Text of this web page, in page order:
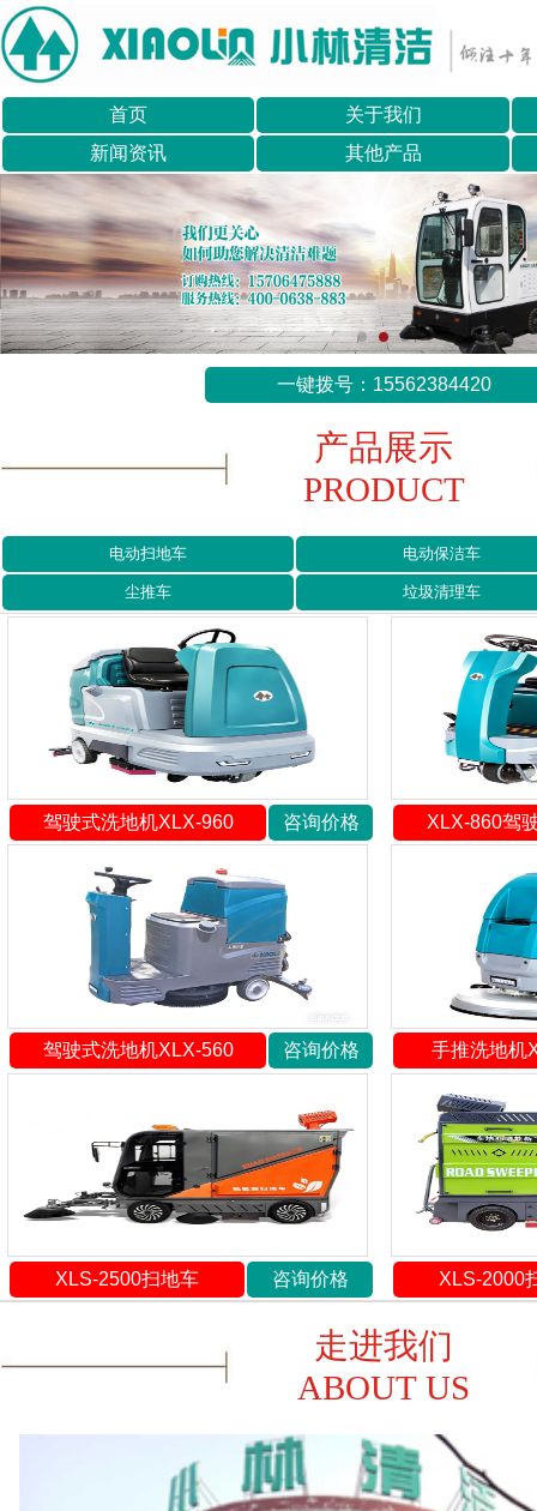
首页
关于我们
新闻资讯
其他产品
一键拨号：15562384420
产品展示
PRODUCT
电动扫地车 电动保洁车
尘推车 垃圾清理车
驾驶式洗地机XLX-960 咨询价格 XLX-860驾
驾驶式洗地机XLX-560 咨询价格 手推洗地机
XLS-2500扫地车 咨询价格 XLS-2000
走进我们
ABOUT US